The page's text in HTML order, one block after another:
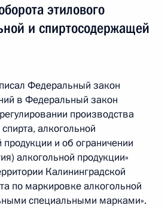
этилового
и спиртосодержащей
Федеральный закон
в Федеральный закон
производства
алкогольной
и об ограничении
алкогольной продукции»
Калининградской
по маркировке алкогольной
специальными марками».